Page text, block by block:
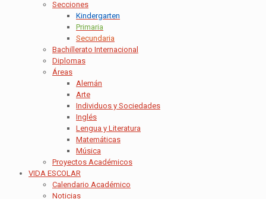
Secciones
Kindergarten
Primaria
Secundaria
Bachillerato Internacional
Diplomas
Áreas
Alemán
Arte
Individuos y Sociedades
Inglés
Lengua y Literatura
Matemáticas
Música
Proyectos Académicos
VIDA ESCOLAR
Calendario Académico
Noticias